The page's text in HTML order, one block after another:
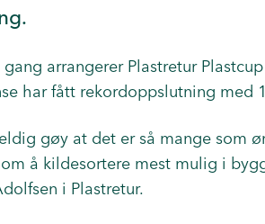
gang arrangerer Plastretur
har fått rekordoppslutning med
gøy at det er så mange som
å kildesortere mest mulig i
i Plastretur.